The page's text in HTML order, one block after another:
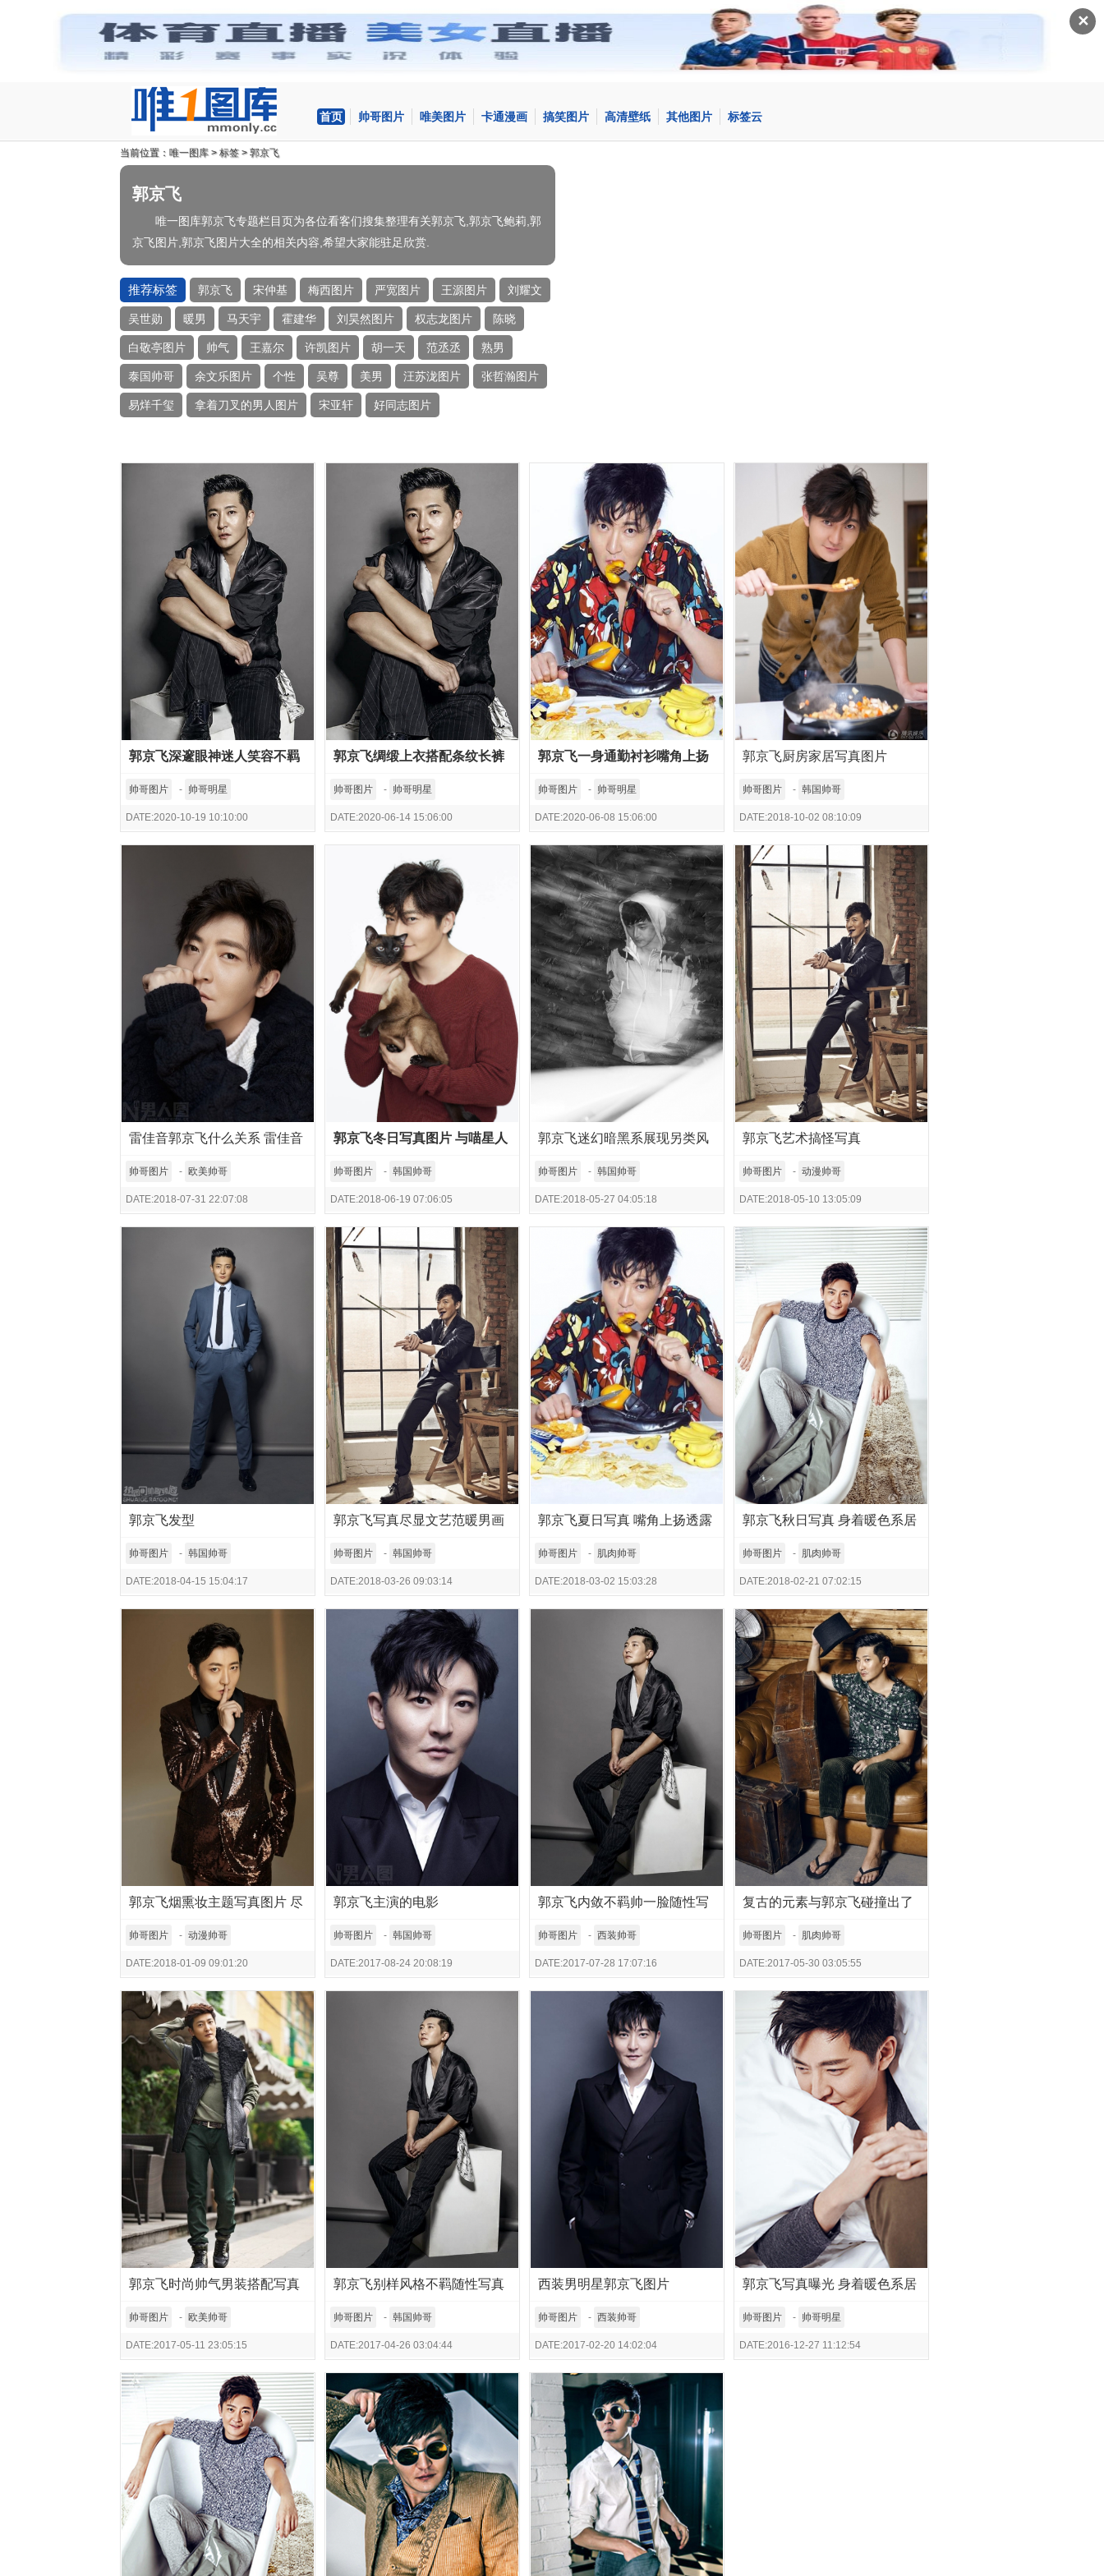
✕
首页 帅哥图片 唯美图片 卡通漫画 搞笑图片 高清壁纸 其他图片 标签云
当前位置： 唯一图库>标签>郭京飞
郭京飞
唯一图库郭京飞专题栏目页为各位看客们搜集整理有关郭京飞,郭京飞鲍莉,郭
京飞图片,郭京飞图片大全的相关内容,希望大家能驻足欣赏.
推荐标签 郭京飞 宋仲基 梅西图片 严宽图片 王源图片 刘耀文
吴世勋 暖男 马天宇 霍建华 刘昊然图片 权志龙图片 陈晓
白敬亭图片 帅气 王嘉尔 许凯图片 胡一天 范丞丞 熟男
泰国帅哥 余文乐图片 个性 吴尊 美男 汪苏泷图片 张哲瀚图片
易烊千玺 拿着刀叉的男人图片 宋亚轩 好同志图片
郭京飞深邃眼神迷人笑容不羁
气质写真
帅哥图片 - 帅哥明星
DATE:2020-10-19 10:10:00
郭京飞绸缎上衣搭配条纹长裤
尽显随性慵懒风写真
帅哥图片 - 帅哥明星
DATE:2020-06-14 15:06:00
郭京飞一身通勤衬衫嘴角上扬
充满雅痞范写真
帅哥图片 - 帅哥明星
DATE:2020-06-08 15:06:00
郭京飞厨房家居写真图片
帅哥图片 - 韩国帅哥
DATE:2018-10-02 08:10:09
雷佳音郭京飞什么关系 雷佳音
郭京飞好友
帅哥图片 - 欧美帅哥
DATE:2018-07-31 22:07:08
郭京飞冬日写真图片 与喵星人
互动暖化人心
帅哥图片 - 韩国帅哥
DATE:2018-06-19 07:06:05
郭京飞迷幻暗黑系展现另类风
潮
帅哥图片 - 韩国帅哥
DATE:2018-05-27 04:05:18
郭京飞艺术搞怪写真
帅哥图片 - 动漫帅哥
DATE:2018-05-10 13:05:09
郭京飞发型
帅哥图片 - 韩国帅哥
DATE:2018-04-15 15:04:17
郭京飞写真尽显文艺范暖男画
家难掩逗比
帅哥图片 - 韩国帅哥
DATE:2018-03-26 09:03:14
郭京飞夏日写真 嘴角上扬透露
成熟雅痞范
帅哥图片 - 肌肉帅哥
DATE:2018-03-02 15:03:28
郭京飞秋日写真 身着暖色系居
家服慵懒随意
帅哥图片 - 肌肉帅哥
DATE:2018-02-21 07:02:15
郭京飞烟熏妆主题写真图片 尽
显暗黑冷酷气场
帅哥图片 - 动漫帅哥
DATE:2018-01-09 09:01:20
郭京飞主演的电影
帅哥图片 - 韩国帅哥
DATE:2017-08-24 20:08:19
郭京飞内敛不羁帅一脸随性写
真曝光
帅哥图片 - 西装帅哥
DATE:2017-07-28 17:07:16
复古的元素与郭京飞碰撞出了
彩色幽默
帅哥图片 - 肌肉帅哥
DATE:2017-05-30 03:05:55
郭京飞时尚帅气男装搭配写真
帅哥图片 - 欧美帅哥
DATE:2017-05-11 23:05:15
郭京飞别样风格不羁随性写真
帅哥图片 - 韩国帅哥
DATE:2017-04-26 03:04:44
西装男明星郭京飞图片
帅哥图片 - 西装帅哥
DATE:2017-02-20 14:02:04
郭京飞写真曝光 身着暖色系居
家服慵懒随意
帅哥图片 - 帅哥明星
DATE:2016-12-27 11:12:54